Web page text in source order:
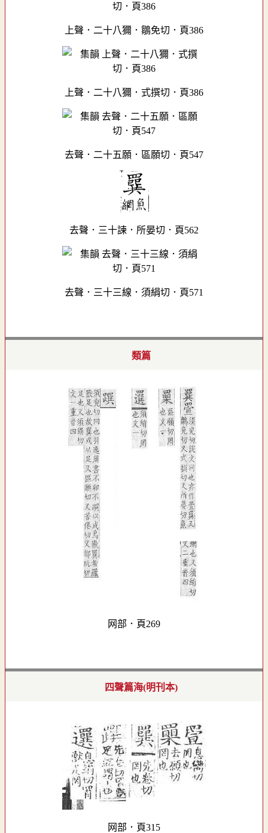
上聲．二十八獮．鶵免切．頁386
上聲．二十八獮．式撰切．頁386
去聲．二十五願．區願切．頁547
去聲．三十諫．所晏切．頁562
去聲．三十三線．須絹切．頁571
類篇
网部．頁269
四聲篇海(明刊本)
网部．頁315